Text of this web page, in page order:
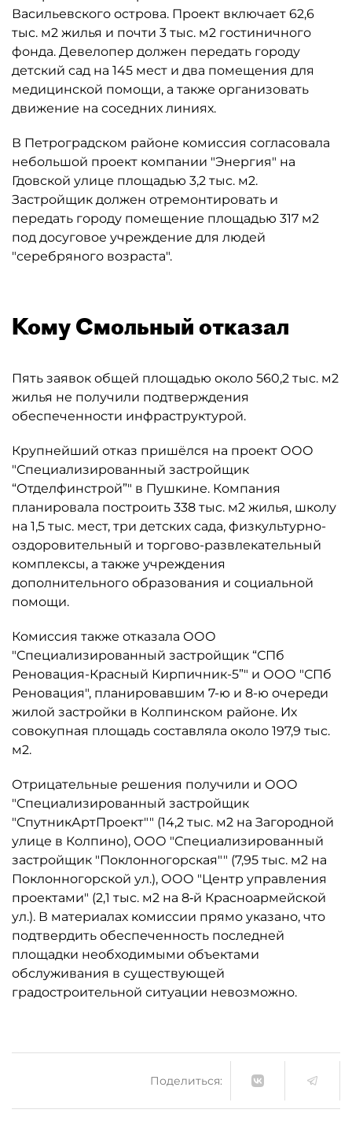
Васильевского острова. Проект включает 62,6
тыс. м2 жилья и почти 3 тыс. м2 гостиничного
фонда. Девелопер должен передать городу
детский сад на 145 мест и два помещения для
медицинской помощи, а также организовать
движение на соседних линиях.
В Петроградском районе комиссия согласовала
небольшой проект компании "Энергия" на
Гдовской улице площадью 3,2 тыс. м2.
Застройщик должен отремонтировать и
передать городу помещение площадью 317 м2
под досуговое учреждение для людей
"серебряного возраста".
Кому Смольный отказал
Пять заявок общей площадью около 560,2 тыс. м2
жилья не получили подтверждения
обеспеченности инфраструктурой.
Крупнейший отказ пришёлся на проект ООО
"Специализированный застройщик
“Отделфинстрой”" в Пушкине. Компания
планировала построить 338 тыс. м2 жилья, школу
на 1,5 тыс. мест, три детских сада, физкультурно-
оздоровительный и торгово-развлекательный
комплексы, а также учреждения
дополнительного образования и социальной
помощи.
Комиссия также отказала ООО
"Специализированный застройщик “СПб
Реновация-Красный Кирпичник-5”" и ООО "СПб
Реновация", планировавшим 7-ю и 8-ю очереди
жилой застройки в Колпинском районе. Их
совокупная площадь составляла около 197,9 тыс.
м2.
Отрицательные решения получили и ООО
"Специализированный застройщик
"СпутникАртПроект"" (14,2 тыс. м2 на Загородной
улице в Колпино), ООО "Специализированный
застройщик "Поклонногорская"" (7,95 тыс. м2 на
Поклонногорской ул.), ООО "Центр управления
проектами" (2,1 тыс. м2 на 8‑й Красноармейской
ул.). В материалах комиссии прямо указано, что
подтвердить обеспеченность последней
площадки необходимыми объектами
обслуживания в существующей
градостроительной ситуации невозможно.
Поделиться: